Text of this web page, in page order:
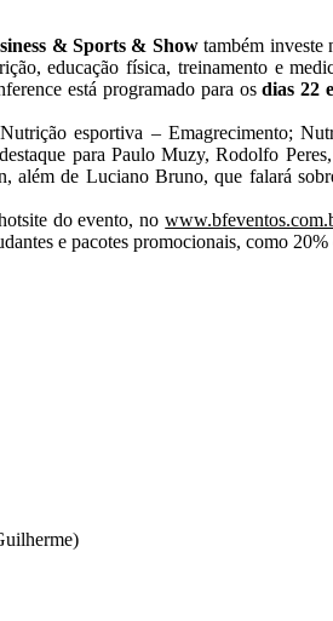
& Sports & Showtambém investe
educação física, treinamento e
está programado para osdias 22
esportiva – Emagrecimento;
para Paulo Muzy, Rodolfo
de Luciano Bruno, que falará
do evento, no
e pacotes promocionais, como